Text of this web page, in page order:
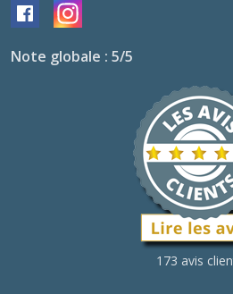
Note globale : 5/5
173 avis